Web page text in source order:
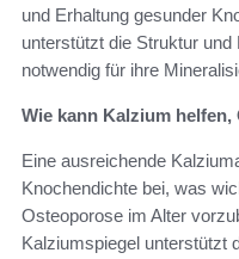
und Erhaltung gesunder
unterstützt die Struktur
notwendig für ihre
Wie kann Kalzium
Eine ausreichende
Knochendichte bei, was
Osteoporose im Alter
Kalziumspiegel unterstützt